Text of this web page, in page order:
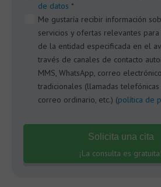
de datos *
Me gustaría recibir información
servicios y ofertas relevantes
de la entidad especificada en el
través de canales de contacto
MMS, WhatsApp, correo
tradicionales (llamadas
correo ordinario, etc.) (política de
Solicita una cita
¡La consulta es gratuita!